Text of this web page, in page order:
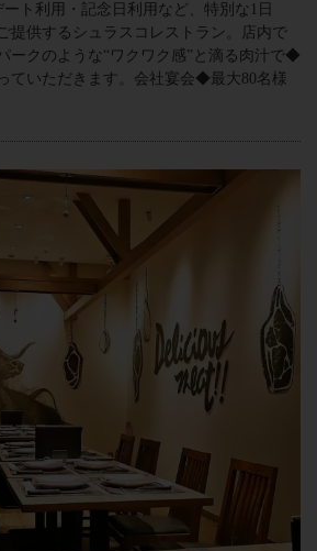
ト利用・記念日利用など、特別な1日
提供するシュラスコレストラン。店内で
ークのような“ワクワク感”と滴る肉汁で◆
ていただきます。会社宴会◆最大80名様